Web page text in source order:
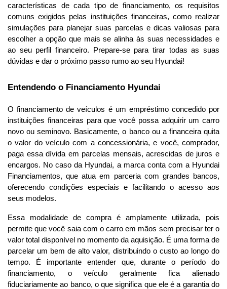
características de cada tipo de financiamento, os requisitos
comuns exigidos pelas instituições financeiras, como realizar
simulações para planejar suas parcelas e dicas valiosas para
escolher a opção que mais se alinha às suas necessidades e
ao seu perfil financeiro. Prepare-se para tirar todas as suas
dúvidas e dar o próximo passo rumo ao seu Hyundai!
Entendendo o Financiamento Hyundai
O financiamento de veículos é um empréstimo concedido por
instituições financeiras para que você possa adquirir um carro
novo ou seminovo. Basicamente, o banco ou a financeira quita
o valor do veículo com a concessionária, e você, comprador,
paga essa dívida em parcelas mensais, acrescidas de juros e
encargos. No caso da Hyundai, a marca conta com a Hyundai
Financiamentos, que atua em parceria com grandes bancos,
oferecendo condições especiais e facilitando o acesso aos
seus modelos.
Essa modalidade de compra é amplamente utilizada, pois
permite que você saia com o carro em mãos sem precisar ter o
valor total disponível no momento da aquisição. É uma forma de
parcelar um bem de alto valor, distribuindo o custo ao longo do
tempo. É importante entender que, durante o período do
financiamento, o veículo geralmente fica alienado
fiduciariamente ao banco, o que significa que ele é a garantia do